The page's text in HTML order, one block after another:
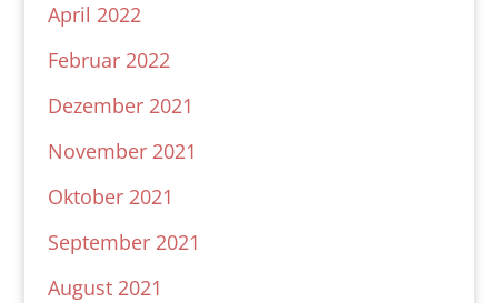
April 2022
Februar 2022
Dezember 2021
November 2021
Oktober 2021
September 2021
August 2021